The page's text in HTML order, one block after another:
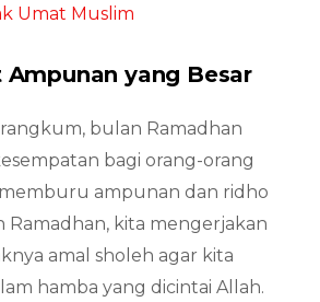
Umat Muslim
yang Besar
bulan Ramadhan
bagi orang-orang
ampunan dan ridho
Ramadhan, kita mengerjakan
amal sholeh agar kita
hamba yang dicintai Allah.